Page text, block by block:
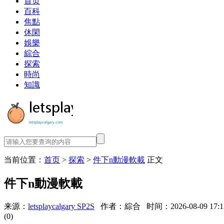
百科
焦點
休閑
娛樂
綜合
探索
時尚
知識
当前位置： 首页 > 探索 > 件下n動漫軟載 正文
件下n動漫軟載
来源： letsplaycalgary SP2S 作者：綜合
时间：2026-08-09
(0)